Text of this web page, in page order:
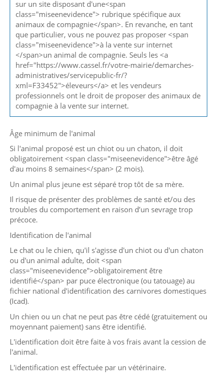
sur un site disposant d'une<span
class="miseenevidence"> rubrique spécifique aux
animaux de compagnie</span>. En revanche, en tant
que particulier, vous ne pouvez pas proposer <span
class="miseenevidence">à la vente sur internet
</span>un animal de compagnie. Seuls les <a
href="https://www.cassel.fr/votre-mairie/demarches-
administratives/servicepublic-fr/?
xml=F33452">éleveurs</a> et les vendeurs
professionnels ont le droit de proposer des animaux de
compagnie à la vente sur internet.
Âge minimum de l'animal
Si l'animal proposé est un chiot ou un chaton, il doit
obligatoirement <span class="miseenevidence">être âgé
d'au moins 8 semaines</span> (2 mois).
Un animal plus jeune est séparé trop tôt de sa mère.
Il risque de présenter des problèmes de santé et/ou des
troubles du comportement en raison d’un sevrage trop
précoce.
Identification de l'animal
Le chat ou le chien, qu'il s'agisse d'un chiot ou d'un chaton
ou d'un animal adulte, doit <span
class="miseenevidence">obligatoirement être
identifié</span> par puce électronique (ou tatouage) au
fichier national d'identification des carnivores domestiques
(Icad).
Un chien ou un chat ne peut pas être cédé (gratuitement ou
moyennant paiement) sans être identifié.
L'identification doit être faite à vos frais avant la cession de
l'animal.
L'identification est effectuée par un vétérinaire.